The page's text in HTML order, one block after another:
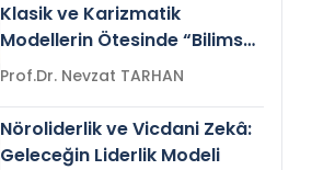
Klasik ve Karizmatik
Modellerin Ötesinde “Bilimsel
Liderlik”
Prof.Dr. Nevzat TARHAN
Nöroliderlik ve Vicdani Zekâ:
Geleceğin Liderlik Modeli